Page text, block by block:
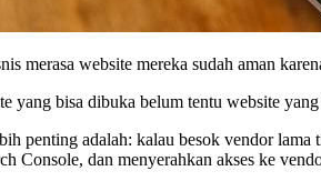
merasa website mereka sudah aman
yang bisa dibuka belum tentu website
penting adalah: kalau besok vendor
Console, dan menyerahkan akses ke